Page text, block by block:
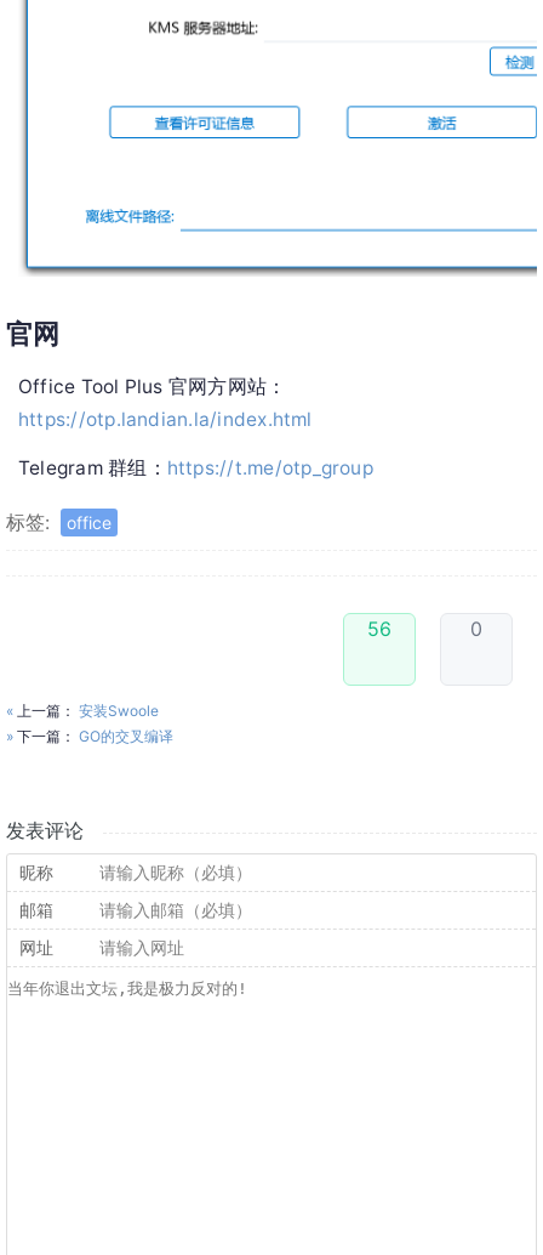
官网
Office Tool Plus 官网方网站：
https://otp.landian.la/index.html
Telegram 群组： https://t.me/otp_group
标签: office
56 0
« 上一篇： 安装Swoole
» 下一篇： GO的交叉编译
发表评论
昵称
邮箱
网址